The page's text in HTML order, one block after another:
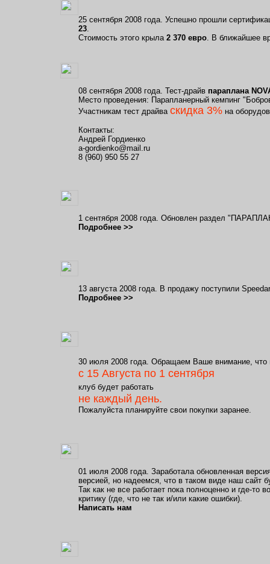
25 сентября 2008 года. Успешно прошли
23.
Стоимость этого крыла 2 370 евро. В ближайшее
08 сентября 2008 года. Тест-драйв параплана
Место проведения: Парапланерный кемпинг
Участникам тест драйва скидка 3% на
Контакты:
Андрей Гордиенко
a-gordienko@mail.ru
8 (960) 950 55 27
1 сентября 2008 года. Обновлен раздел
Подробнее >>
13 августа 2008 года. В продажу поступили
Подробнее >>
30 июля 2008 года. Обращаем Ваше внимание, что
с 15 Августа по 1 сентября
клуб будет работать
не каждый день.
Пожалуйста планируйте свои покупки заранее.
01 июля 2008 года. Заработала обновленная
версией, но надеемся, что в таком виде наш сайт
Так как не все работает пока полноценно и где-
критику (где, что не так и/или какие ошибки).
Написать нам